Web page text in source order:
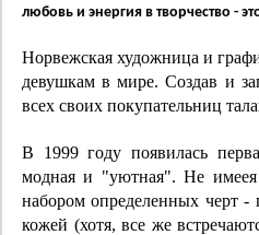
любовь и энергия в творчество -
Норвежская художница и
девушкам в мире. Создав и
всех своих покупательниц
В 1999 году появилась
модная и "уютная". Не
набором определенных черт -
кожей (хотя, все же